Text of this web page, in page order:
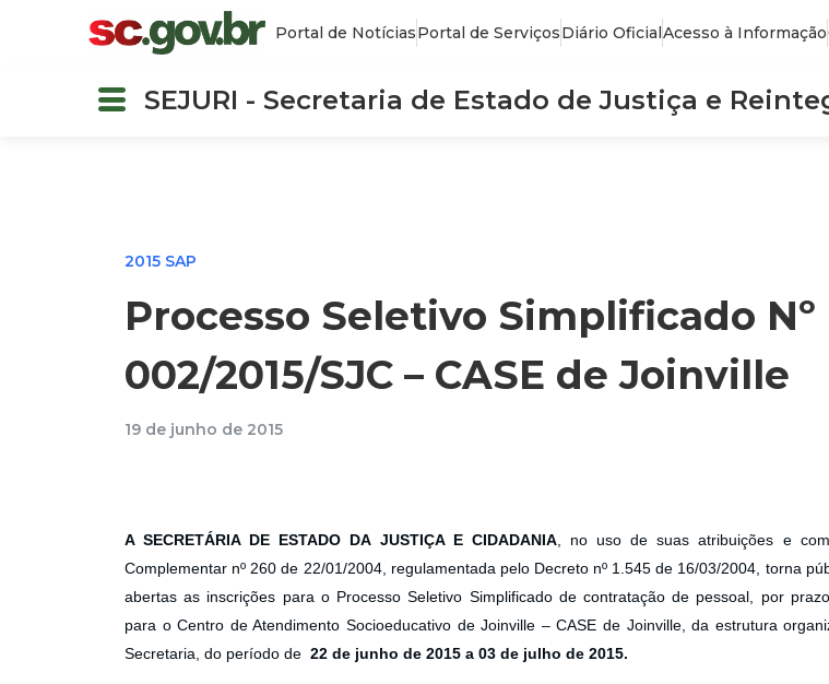
Portal de NotíciasPortal de ServiçosDiário OficialAcesso à Informação
SEJURI - Secretaria de Estado de Justiça e
2015 SAP
Processo Seletivo Simplificado Nº
002/2015/SJC – CASE de Joinville
19 de junho de 2015
A SECRETÁRIA DE ESTADO DA JUSTIÇA E CIDADANIA, no uso de suas atribuições e
Complementar nº 260 de 22/01/2004, regulamentada pelo Decreto nº 1.545 de 16/03/2004, torna
abertas as inscrições para o Processo Seletivo Simplificado de contratação de pessoal, por
para o Centro de Atendimento Socioeducativo de Joinville – CASE de Joinville, da estrutura
Secretaria, do período de 22 de junho de 2015 a 03 de julho de 2015.